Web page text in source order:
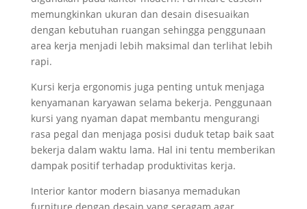
memungkinkan ukuran dan desain disesuaikan
dengan kebutuhan ruangan sehingga penggunaan
area kerja menjadi lebih maksimal dan terlihat lebih
rapi.
Kursi kerja ergonomis juga penting untuk menjaga
kenyamanan karyawan selama bekerja. Penggunaan
kursi yang nyaman dapat membantu mengurangi
rasa pegal dan menjaga posisi duduk tetap baik saat
bekerja dalam waktu lama. Hal ini tentu memberikan
dampak positif terhadap produktivitas kerja.
Interior kantor modern biasanya memadukan